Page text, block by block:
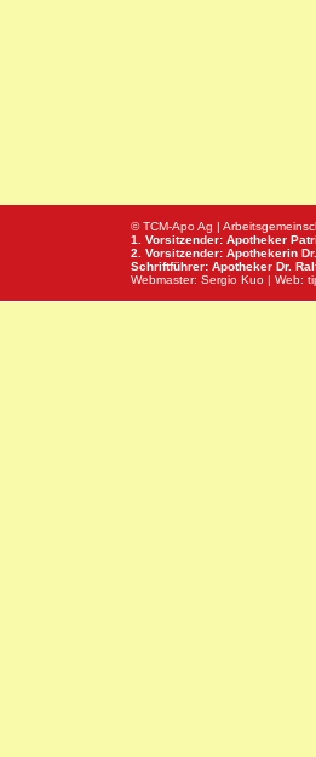
© TCM-Apo Ag |
1. Vorsitzender: Apotheker
2. Vorsitzender: Apothekerin
Schriftführer: Apotheker Dr.
Webmaster: Sergio Kuo | Web: